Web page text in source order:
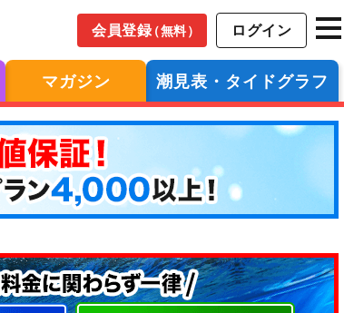
会員登録（無料） ログイン
マガジン 潮見表・タイドグラフ